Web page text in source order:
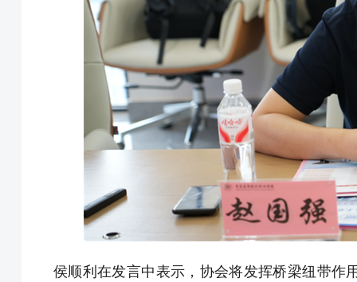
侯顺利在发言中表示，协会将发挥桥梁纽带作